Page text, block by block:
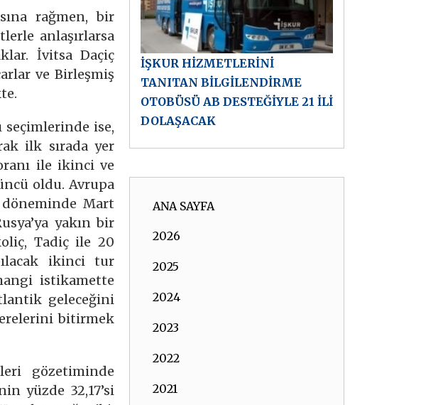
rağmen, bir
anlaşırlarsa
İvitsa Daçiç
ve Birleşmiş
seçimlerinde ise,
ilk sırada yer
ile ikinci ve
oldu. Avrupa
döneminde Mart
yakın bir
Tadiç ile 20
ikinci tur
istikamette
geleceğini
bitirmek
gözetiminde
yüzde 32,17’si
İŞKUR HİZMETLERİNİ
TANITAN BİLGİLENDİRME
OTOBÜSÜ AB DESTEĞİYLE 21 İLİ
DOLAŞACAK
ANA SAYFA
2026
2025
2024
2023
2022
2021